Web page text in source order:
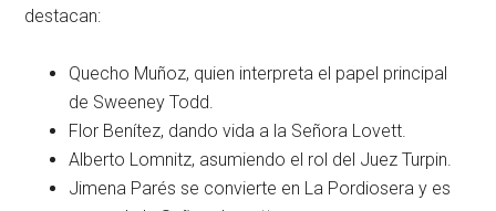
destacan:
Quecho Muñoz, quien interpreta el papel principal
de Sweeney Todd.
Flor Benítez, dando vida a la Señora Lovett.
Alberto Lomnitz, asumiendo el rol del Juez Turpin.
Jimena Parés se convierte en La Pordiosera y es